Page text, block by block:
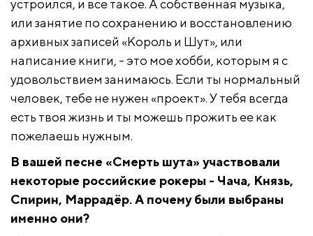
устроился, и все такое. А собственная музыка,
или занятие по сохранению и восстановлению
архивных записей «Король и Шут», или
написание книги, - это мое хобби, которым я с
удовольствием занимаюсь. Если ты нормальный
человек, тебе не нужен «проект». У тебя всегда
есть твоя жизнь и ты можешь прожить ее как
пожелаешь нужным.
В вашей песне «Смерть шута» участвовали
некоторые российские рокеры - Чача, Князь,
Спирин, Маррадёр. А почему были выбраны
именно они?